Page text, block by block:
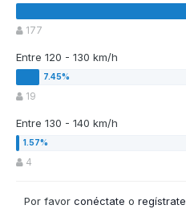
177
Entre 120 - 130 km/h
19
Entre 130 - 140 km/h
4
Por favor conéctate o regístrate